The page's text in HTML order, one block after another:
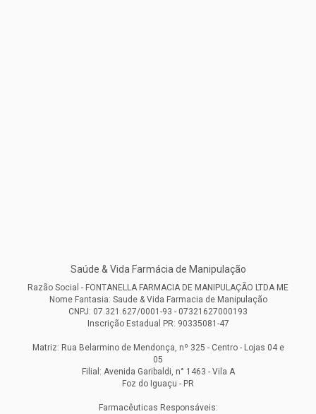
Saúde & Vida Farmácia de Manipulação
Razão Social - FONTANELLA FARMACIA DE MANIPULAÇÃO LTDA ME
Nome Fantasia: Saude & Vida Farmacia de Manipulação
CNPJ: 07.321.627/0001-93 - 07321627000193
Inscrição Estadual PR: 90335081-47
Matriz: Rua Belarmino de Mendonça, nº 325 - Centro - Lojas 04 e
05
Filial: Avenida Garibaldi, n° 1463 - Vila A
Foz do Iguaçu - PR
Farmacêuticas Responsáveis: